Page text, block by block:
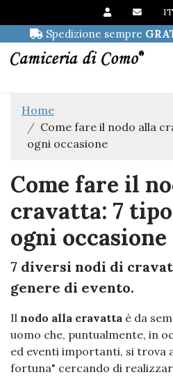
IT
Spedizione sempre
Home
Come fare il nodo alla
ogni occasione
Come fare il
cravatta: 7
ogni occasione
7 diversi nodi di
genere di evento.
Il nodo alla cravatta è da
uomo che, puntualmente, in
ed eventi importanti, si trova
fortuna" cercando di